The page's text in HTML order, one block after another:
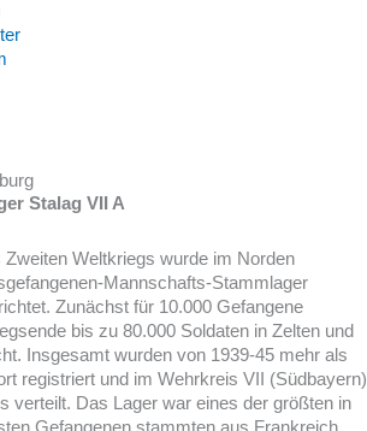
Stalag VII A
Zweiten Weltkriegs wurde im Norden
Mannschafts-Stammlager
Zunächst für 10.000 Gefangene
bis zu 80.000 Soldaten in Zelten und
Insgesamt wurden von 1939-45 mehr als
registriert und im Wehrkreis VII (Südbayern)
verteilt. Das Lager war eines der größten in